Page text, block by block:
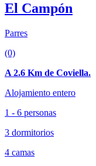
El Campón
Parres
(0)
A 2.6 Km de Coviella.
Alojamiento entero
1 - 6 personas
3 dormitorios
4 camas